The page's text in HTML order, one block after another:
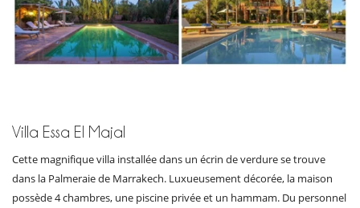
Villa Essa El Majal
Cette magnifique villa installée dans un écrin de verdure se trouve
dans la Palmeraie de Marrakech. Luxueusement décorée, la maison
possède 4 chambres, une piscine privée et un hammam. Du personnel